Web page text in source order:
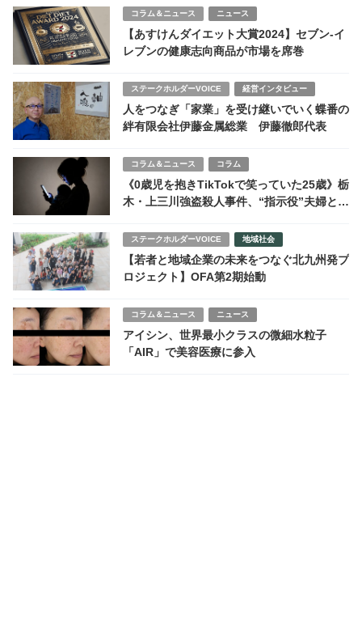
コラム＆ニュース ニュース
【あすけんダイエット大賞2024】セブン-イ
レブンの健康志向商品が市場を席巻
ステークホルダーVOICE 経営インタビュー
人をつなぎ「家業」を受け継いでいく蝶番の
絆有限会社伊藤金属総業 伊藤徹郎代表
コラム＆ニュース コラム
《0歳児を抱きTikTokで笑っていた25歳》栃
木・上三川強盗殺人事件、“指示役”夫婦と
ステークホルダーVOICE 地域社会
【若者と地域企業の未来をつなぐ北九州発プ
ロジェクト】OFA第2期始動
コラム＆ニュース ニュース
アイシン、世界最小クラスの微細水粒子
「AIR」で美容医療に参入